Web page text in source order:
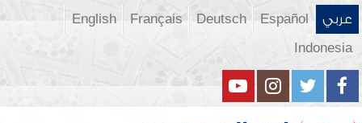
عربي Español
Deutsch
Français
English
Indonesia